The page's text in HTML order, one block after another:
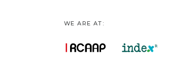
WE ARE AT: